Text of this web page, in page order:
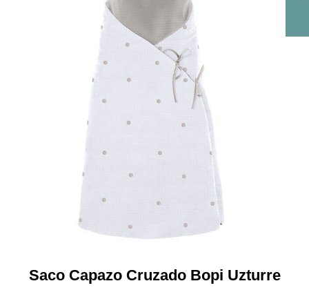
Saco Capazo Cruzado Bopi Uzturre